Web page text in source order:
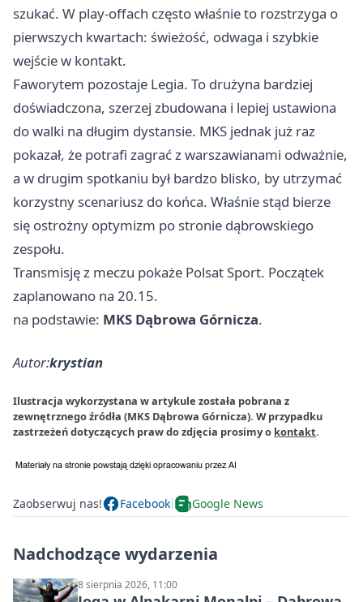
szukać. W play-offach często właśnie to rozstrzyga o
pierwszych kwartach: świeżość, odwaga i szybkie
wejście w kontakt.
Faworytem pozostaje Legia. To drużyna bardziej
doświadczona, szerzej zbudowana i lepiej ustawiona
do walki na długim dystansie. MKS jednak już raz
pokazał, że potrafi zagrać z warszawianami odważnie,
a w drugim spotkaniu był bardzo blisko, by utrzymać
korzystny scenariusz do końca. Właśnie stąd bierze
się ostrożny optymizm po stronie dąbrowskiego
zespołu.
Transmisję z meczu pokaże Polsat Sport. Początek
zaplanowano na 20.15.
na podstawie: MKS Dąbrowa Górnicza.
Autor:krystian
Ilustracja wykorzystana w artykule została pobrana z
zewnętrznego źródła (MKS Dąbrowa Górnicza). W przypadku
zastrzeżeń dotyczących praw do zdjęcia prosimy o kontakt.
Zaobserwuj nas! Facebook Google News
Nadchodzące wydarzenia
8 sierpnia 2026, 11:00